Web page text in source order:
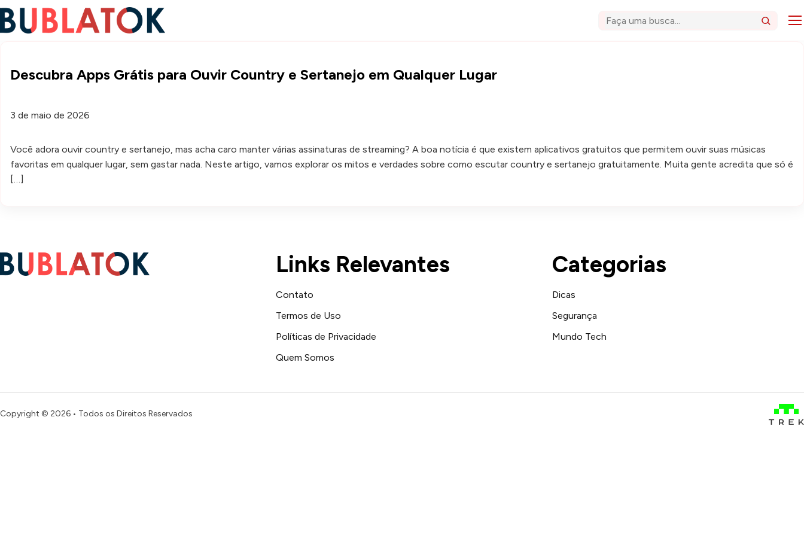
Buscar
Descubra Apps Grátis para Ouvir Country e Sertanejo em Qualquer Lugar
3 de maio de 2026
Você adora ouvir country e sertanejo, mas acha caro manter várias assinaturas de streaming? A boa notícia é que existem aplicativos gratuitos que permitem ouvir suas músicas
favoritas em qualquer lugar, sem gastar nada. Neste artigo, vamos explorar os mitos e verdades sobre como escutar country e sertanejo gratuitamente. Muita gente acredita que só é
[…]
Links Relevantes
Contato
Termos de Uso
Políticas de Privacidade
Quem Somos
Categorias
Dicas
Segurança
Mundo Tech
Copyright © 2026 • Todos os Direitos Reservados